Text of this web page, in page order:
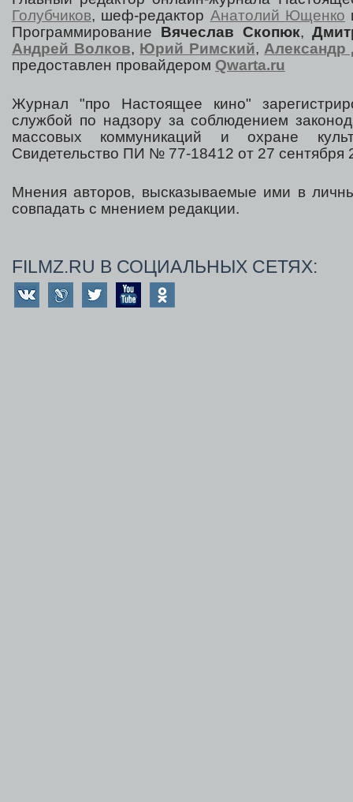
Голубчиков, шеф-редактор Анатолий Ющенко
Программирование Вячеслав Скопюк,
Андрей Волков, Юрий Римский, Александр
предоставлен провайдером Qwarta.ru
Журнал "про Настоящее кино"
службой по надзору за соблюдением
массовых коммуникаций и охране
Свидетельство ПИ № 77-18412 от 27 сентября
Мнения авторов, высказываемые ими в
совпадать с мнением редакции.
FILMZ.RU В СОЦИАЛЬНЫХ СЕТЯХ: